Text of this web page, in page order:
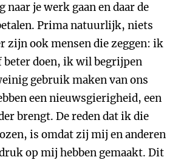
naar je werk gaan en daar de
Prima natuurlijk, niets
zijn ook mensen die zeggen: ik
beter doen, ik wil begrijpen
gebruik maken van ons
een nieuwsgierigheid, een
brengt. De reden dat ik die
is omdat zij mij en anderen
op mij hebben gemaakt. Dit